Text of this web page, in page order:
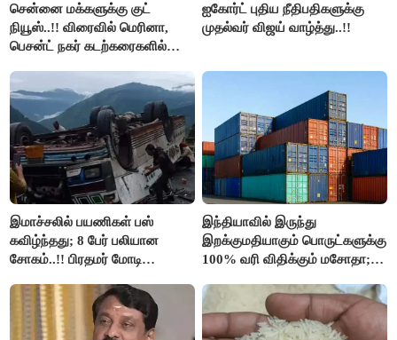
சென்னை மக்களுக்கு குட்
நியூஸ்..!! விரைவில் மெரினா,
பெசன்ட் நகர் கடற்கரைகளில்
ஐகோர்ட் புதிய நீதிபதிகளுக்கு
முதல்வர் விஜய் வாழ்த்து..!!
இமாச்சலில் பயணிகள் பஸ்
கவிழ்ந்தது; 8 பேர் பலியான
சோகம்..!! பிரதமர் மோடி
இந்தியாவில் இருந்து
இறக்குமதியாகும் பொருட்களுக்கு
100% வரி விதிக்கும் மசோதா;